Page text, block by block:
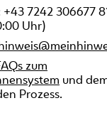
7242 306677
Uhr)
zum
und
Prozess.